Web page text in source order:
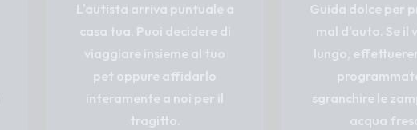
L'autista arriva puntuale a
casa tua. Puoi decidere di
viaggiare insieme al tuo
pet oppure affidarlo
interamente a noi per il
tragitto.
Guida dolce per
mal d'auto. Se il
lungo,
sgranchire le
acqua